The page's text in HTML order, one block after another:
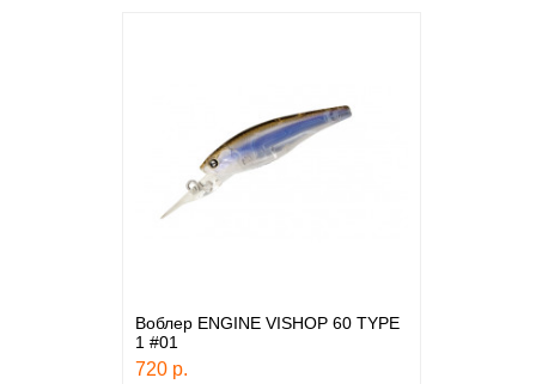
Воблер ENGINE VISHOP 60 TYPE
1 #01
720 р.